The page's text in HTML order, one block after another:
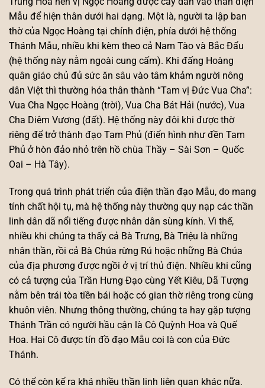
Mẫu để hiện thân dưới hai dạng. Một là, người ta lập ban
thờ của Ngọc Hoàng tại chính điện, phía dưới hệ thống
Thánh Mẫu, nhiều khi kèm theo cả Nam Tào và Bắc Đẩu
(hệ thống này nằm ngoài cung cấm). Khi đấng Hoàng
quân giáo chủ đủ sức ăn sâu vào tâm khảm người nông
dân Việt thì thường hóa thân thành “Tam vị Đức Vua Cha”:
Vua Cha Ngọc Hoàng (trời), Vua Cha Bát Hải (nước), Vua
Cha Diêm Vương (đất). Hệ thống này đôi khi được thờ
riêng để trở thành đạo Tam Phủ (điển hình như đền Tam
Phủ ở hòn đảo nhỏ trên hồ chùa Thầy – Sài Sơn – Quốc
Oai – Hà Tây).
Trong quá trình phát triển của điện thần đạo Mẫu, do mang
tính chất hội tụ, mà hệ thống này thường quy nạp các thần
linh dân dã nổi tiếng được nhân dân sùng kính. Vì thế,
nhiều khi chúng ta thấy cả Bà Trưng, Bà Triệu là những
nhân thần, rồi cả Bà Chúa rừng Rú hoặc những Bà Chúa
của địa phương được ngồi ở vị trí thủ điện. Nhiều khi cũng
có cả tượng của Trần Hưng Đạo cùng Yết Kiêu, Dã Tượng
nằm bên trái tòa tiền bái hoặc có gian thờ riêng trong cùng
khuôn viên. Nhưng thông thường, chúng ta hay gặp tượng
Thánh Trần có người hầu cận là Cô Quỳnh Hoa và Quế
Hoa. Hai Cô được tín đồ đạo Mẫu coi là con của Đức
Thánh.
Có thể còn kể ra khá nhiều thần linh liên quan khác nữa.